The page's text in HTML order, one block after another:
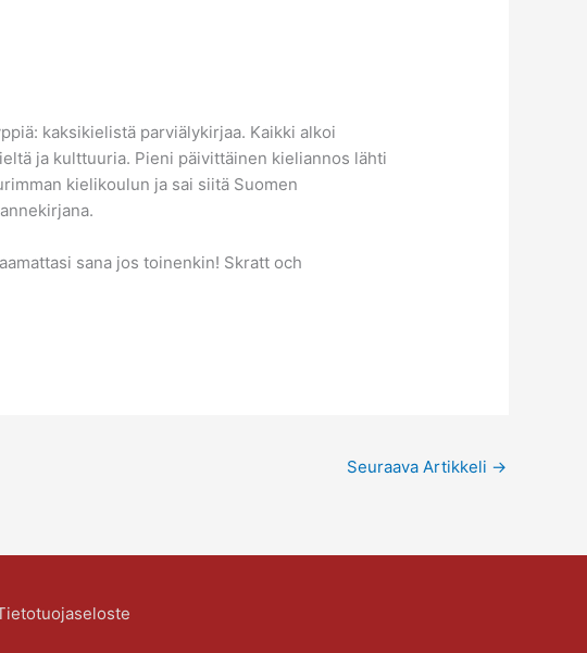
kaksikielistä parviälykirjaa. Kaikki alkoi
ja kulttuuria. Pieni päivittäinen kieliannos lähti
kielikoulun ja sai siitä Suomen
sana jos toinenkin! Skratt och
Seuraava Artikkeli →